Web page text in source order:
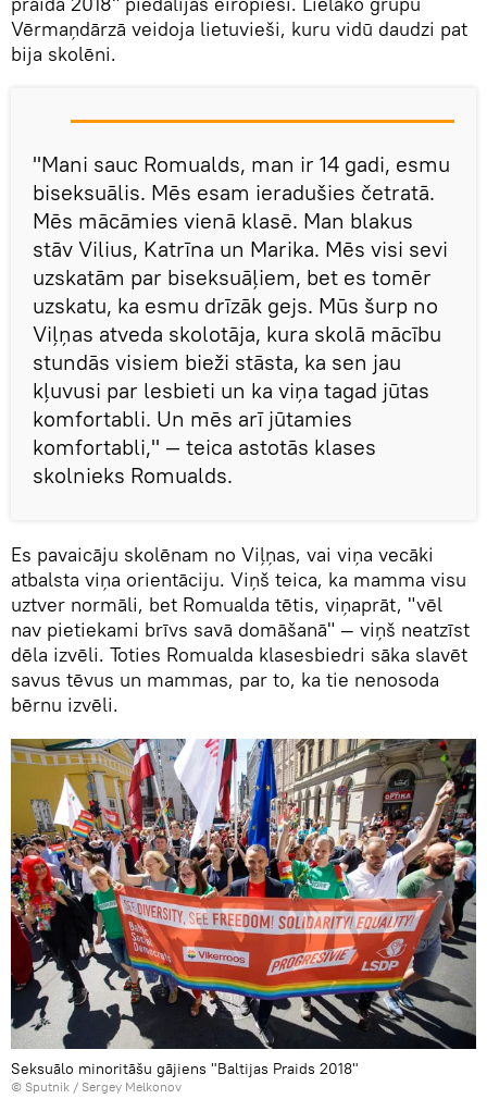
Vērmaņdārzā veidoja lietuvieši, kuru vidū daudzi pat
bija skolēni.
"Mani sauc Romualds, man ir 14 gadi, esmu
biseksuālis. Mēs esam ieradušies četratā.
Mēs mācāmies vienā klasē. Man blakus
stāv Vilius, Katrīna un Marika. Mēs visi sevi
uzskatām par biseksuāļiem, bet es tomēr
uzskatu, ka esmu drīzāk gejs. Mūs šurp no
Viļņas atveda skolotāja, kura skolā mācību
stundās visiem bieži stāsta, ka sen jau
kļuvusi par lesbieti un ka viņa tagad jūtas
komfortabli. Un mēs arī jūtamies
komfortabli," — teica astotās klases
skolnieks Romualds.
Es pavaicāju skolēnam no Viļņas, vai viņa vecāki
atbalsta viņa orientāciju. Viņš teica, ka mamma visu
uztver normāli, bet Romualda tētis, viņaprāt, "vēl
nav pietiekami brīvs savā domāšanā" — viņš neatzīst
dēla izvēli. Toties Romualda klasesbiedri sāka slavēt
savus tēvus un mammas, par to, ka tie nenosoda
bērnu izvēli.
Seksuālo minoritāšu gājiens "Baltijas Praids 2018"
© Sputnik / Sergey Melkonov